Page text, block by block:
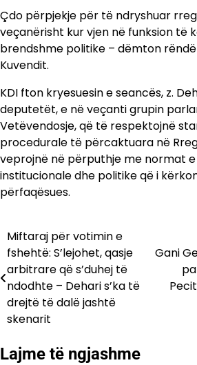
Çdo përpjekje për të ndryshuar
veçanërisht kur vjen në funksion të
brendshme politike – dëmton
Kuvendit.
KDI fton kryesuesin e seancës, z.
deputetët, e në veçanti grupin
Vetëvendosje, që të respektojnë
procedurale të përcaktuara në
veprojnë në përputhje me normat
institucionale dhe politike që i
përfaqësues.
Lëvizje
te
postimet
Miftaraj për votimin e
fshehtë: S’lejohet, qasje
arbitrare që s’duhej të
ndodhte – Dehari s’ka të
drejtë të dalë jashtë
skenarit
Gani
Lajme të ngjashme